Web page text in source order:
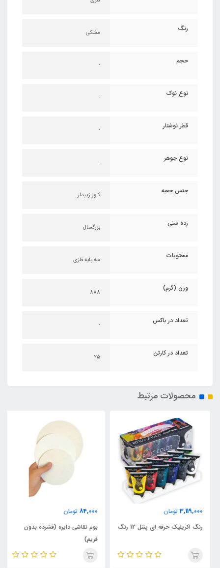
رنگ مشکی
حجم -
نوع نوک -
قطر نوشتار -
نوع جوهر -
جنس جعبه کاور زیپدار
رده سنی بزرگسال
محتویات سه پایه فلزی
وزن (گرم) 888
تعداد در باکس -
تعداد در کارتن 25
محصولات مرتبط
3,119,000 تومان
رنگ اکریلیک حرفه ای پنتل 12 رنگ
84,000 تومان
بوم نقاشی دایره (فشرده بدون
فریم)